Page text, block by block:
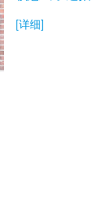
[详细]